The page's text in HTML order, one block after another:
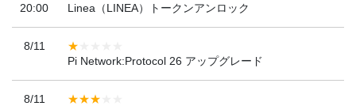
20:00
Linea（LINEA）トークンアンロック
8/11
Pi Network:Protocol 26 アップグレード
8/11